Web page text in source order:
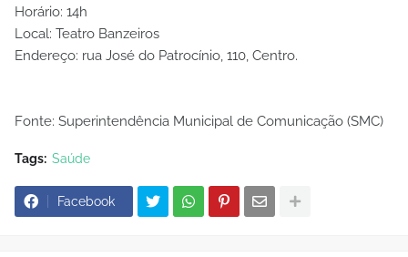
Horário: 14h
Local: Teatro Banzeiros
Endereço: rua José do Patrocínio, 110, Centro.
Fonte: Superintendência Municipal de Comunicação (SMC)
Tags: Saúde
Facebook